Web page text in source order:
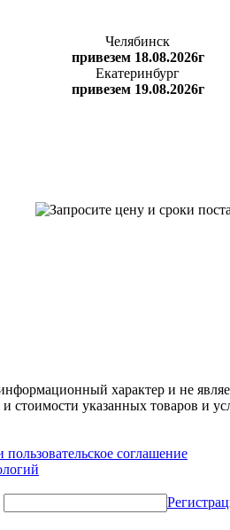
Челябинск
привезем 18.08.2026г
Екатеринбург
привезем 19.08.2026г
характер и не
указанных товаров и
соглашение